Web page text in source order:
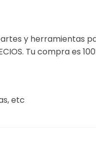
y herramientas
Tu compra es
etc